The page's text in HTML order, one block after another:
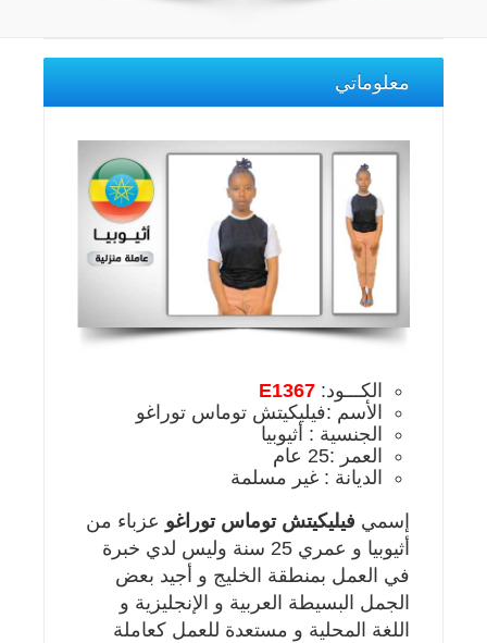
معلوماتي
الكـــود: E1367
الأسم :فيليكيتش توماس توراغو
الجنسية : أثيوبيا
العمر :25 عام
الديانة : غير مسلمة
إسمي فيليكيتش توماس توراغو عزباء من
أثيوبيا و عمري 25 سنة وليس لدي خبرة
في العمل بمنطقة الخليج و أجيد بعض
الجمل البسيطة العربية و الإنجليزية و
اللغة المحلية و مستعدة للعمل كعاملة